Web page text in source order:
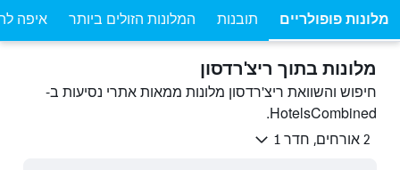
מלונות פופולריים תובנות המלונות הזולים ביותר איפה
מלונות בתוך ריצ'רדסון
חיפוש והשוואת ריצ'רדסון מלונות ממאות אתרי נסיעות ב-
HotelsCombined.
2 אורחים, חדר 1